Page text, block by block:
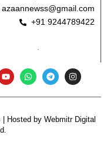
azaannewss@gmail.com
+91 9244789422
| Hosted by Webmitr Digital